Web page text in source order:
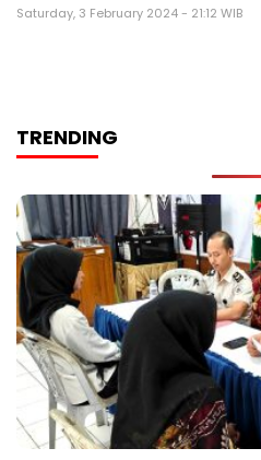
Saturday, 3 February 2024 - 21:12 WIB
TRENDING